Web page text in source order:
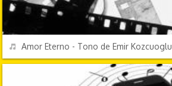
REPRODUCIR
Amor Eterno - Tono de Emir Kozcuoglu